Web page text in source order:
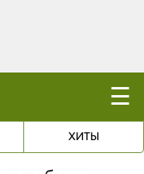
☰
ХИТЫ